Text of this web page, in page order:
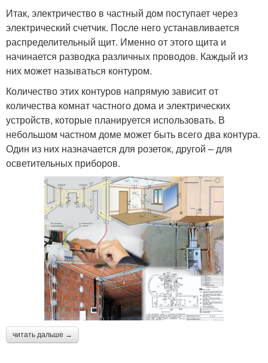
Итак, электричество в частный дом поступает через
электрический счетчик. После него устанавливается
распределительный щит. Именно от этого щита и
начинается разводка различных проводов. Каждый из
них может называться контуром.
Количество этих контуров напрямую зависит от
количества комнат частного дома и электрических
устройств, которые планируется использовать. В
небольшом частном доме может быть всего два контура.
Один из них назначается для розеток, другой – для
осветительных приборов.
читать дальше →